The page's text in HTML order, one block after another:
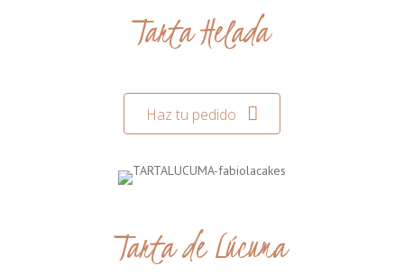
Tarta Helada
Haz tu pedido
Tarta de Lúcuma